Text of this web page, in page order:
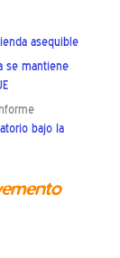
asequible
se mantiene
bajo la